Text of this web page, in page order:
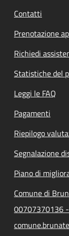
Contatti
Prenotazione
Richiedi
Statistiche del
Leggi le FAQ
Pagamenti
Riepilogo
Segnalazione
Piano di
Comune di
00707370136 -